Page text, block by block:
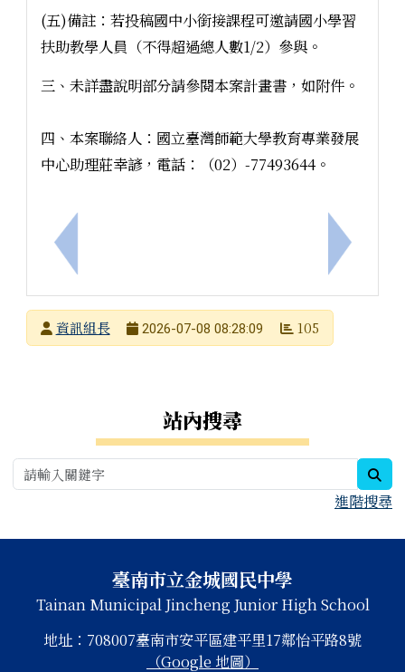
上一筆：臺南市立金城國民中學115學年度代理教師
(五)備註：若投稿國中小銜接課程可邀請國小學習
扶助教學人員（不得超過總人數1/2）參與。
三、未詳盡說明部分請參閱本案計畫書，如附件。
四、本案聯絡人：國立臺灣師範大學教育專業發展
中心助理莊幸諺，電話：（02）-77493644。
下一筆：
發布者資訊組長
2026-07-08 08:28:09 105
站內搜尋
進階搜尋
頁尾區域內容臺南市立金城國民中學
Tainan Municipal Jincheng Junior High School
地址：708007臺南市安平區建平里17鄰怡平路8號
（Google 地圖）